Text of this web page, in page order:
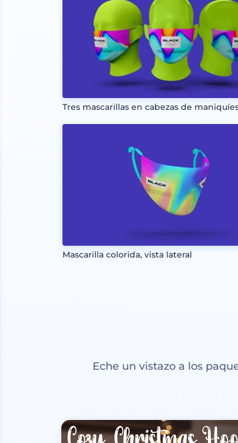
Tres mascarillas en cabezas de
Mascarilla colorida, vista lateral
Eche un vistazo a los